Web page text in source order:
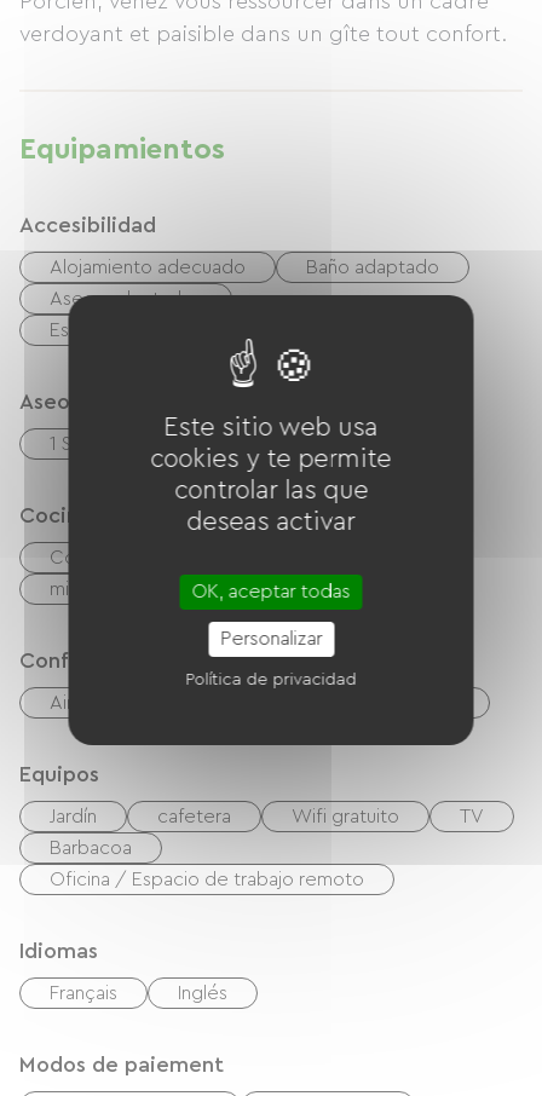
verdoyant et paisible dans un gîte tout confort.
Equipamientos
Accesibilidad
Alojamiento adecuado
Baño adaptado
Aseos adaptados
Espacio de estacionamiento adecuado
Aseos
1 Salle d'eau (douche)
Cocina
Cocina
microonda
Las cuatro
Confort
Aire acondicionado
Equipos
Jardín cafetera Wifi gratuito
TV
Barbacoa
Oficina / Espacio de trabajo remoto
Idiomas
Français Inglés
Modos de paiement
Este sitio web usa
cookies y te permite
controlar las que
deseas activar
OK, aceptar todas
Personalizar
Política de privacidad